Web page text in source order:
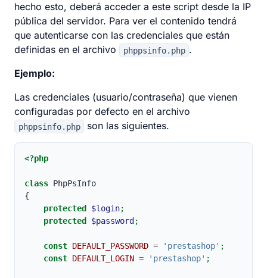
hecho esto, deberá acceder a este script desde la IP
pública del servidor. Para ver el contenido tendrá
que autenticarse con las credenciales que están
definidas en el archivo
phppsinfo.php .
Ejemplo:
Las credenciales (usuario/contraseña) que vienen
configuradas por defecto en el archivo
phppsinfo.php son las siguientes.
<?php
class PhpPsInfo
{
protected
$login;
protected
$password ;
const DEFAULT_PASSWORD = 'prestashop' ;
const DEFAULT_LOGIN = 'prestashop' ;